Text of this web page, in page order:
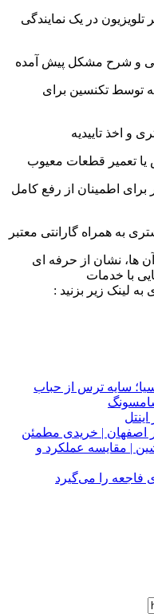
در یک نمایندگی
و شرح مشکل پیش آمده
توسط تکنسین برای
و اخذ تاییدیه
یا تعمیر قطعات معیوب
برای اطمینان از رفع کامل
به همراه گارانتی معتبر
ها، نشان از حرفه ای
با خدمات
لینک زیر بزنید :
سایه ترس از حباب
اصفهان | خریدی مطمئن
| مقایسه عملکرد و
فاجعه را می‌گیرد